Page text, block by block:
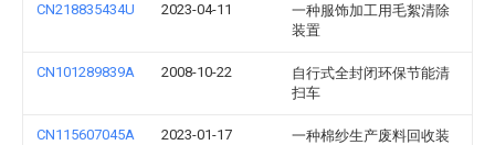
CN218835434U 2023-04-11
一种服饰加工用毛絮清除
装置
CN101289839A 2008-10-22
自行式全封闭环保节能清
扫车
CN115607045A 2023-01-17
一种棉纱生产废料回收装